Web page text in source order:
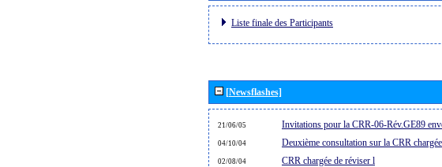
Liste finale des Participants
[Newsflashes]
21/06/05 Invitations pour la CRR-06-Rév.GE89
04/10/04 Deuxième consultation sur la CRR
02/08/04 CRR chargée de réviser l